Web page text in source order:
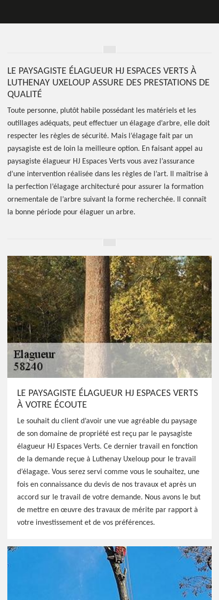
LE PAYSAGISTE ÉLAGUEUR HJ ESPACES VERTS À
LUTHENAY UXELOUP ASSURE DES PRESTATIONS DE
QUALITÉ
Toute personne, plutôt habile possédant les matériels et les
outillages adéquats, peut effectuer un élagage d’arbre, elle doit
respecter les règles de sécurité. Mais l’élagage fait par un
paysagiste est de loin la meilleure option. En faisant appel au
paysagiste élagueur HJ Espaces Verts vous avez l’assurance
d’une intervention réalisée dans les règles de l’art. Il maîtrise à
la perfection l’élagage architecturé pour assurer la formation
ornementale de l’arbre suivant la forme recherchée. Il connaît
la bonne période pour élaguer un arbre.
LE PAYSAGISTE ÉLAGUEUR HJ ESPACES VERTS
À VOTRE ÉCOUTE
Le souhait du client d’avoir une vue agréable du paysage
de son domaine de propriété est reçu par le paysagiste
élagueur HJ Espaces Verts. Ce dernier travail en fonction
de la demande reçue à Luthenay Uxeloup pour le travail
d’élagage. Vous serez servi comme vous le souhaitez, une
fois en connaissance du devis de nos travaux et après un
accord sur le travail de votre demande. Nous avons le but
de mettre en œuvre des travaux de mérite par rapport à
votre investissement et de vos préférences.